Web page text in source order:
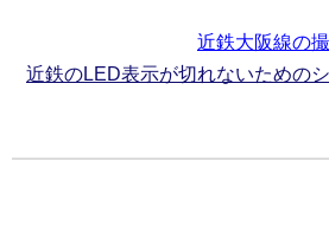
近鉄大阪線の
近鉄のLED表示が切れないための